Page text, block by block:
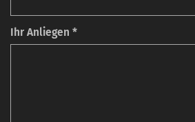
Ihr Anliegen *